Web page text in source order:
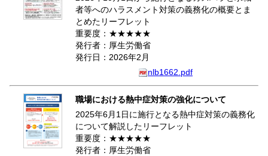
者等へのハラスメント対策の義務化の概要とま
とめたリーフレット
重要度：★★★★★
発行者：厚生労働省
発行日：2026年2月
nlb1662.pdf
職場における熱中症対策の強化について
2025年6月1日に施行となる熱中症対策の義務化
について解説したリーフレット
重要度：★★★★★
発行者：厚生労働省